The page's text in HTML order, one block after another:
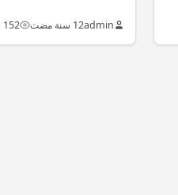
admin12 سنة مضت 152